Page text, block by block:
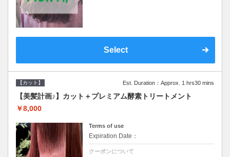
Select
【カット】 Est. Duration：Approx. 1 hrs30 mins
【美髪計画♪】カット＋プレミアム酵素トリートメント
￥8,000
Terms of use
Expiration Date：
クーポンについて